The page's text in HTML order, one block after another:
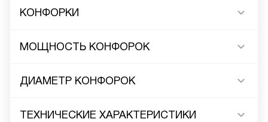
КОНФОРКИ
МОЩНОСТЬ КОНФОРОК
ДИАМЕТР КОНФОРОК
ТЕХНИЧЕСКИЕ ХАРАКТЕРИСТИКИ